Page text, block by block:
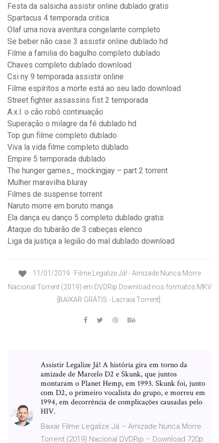
Festa da salsicha assistir online dublado gratis
Spartacus 4 temporada critica
Olaf uma nova aventura congelante completo
Se beber não case 3 assistir online dublado hd
Filme a familia do bagulho completo dublado
Chaves completo dublado download
Csi ny 9 temporada assistir online
Filme espíritos a morte está ao seu lado download
Street fighter assassins fist 2 temporada
A.x.l. o cão robô continuação
Superação o milagre da fé dublado hd
Top gun filme completo dublado
Viva la vida filme completo dublado
Empire 5 temporada dublado
The hunger games_ mockingjay – part 2 torrent
Mulher maravilha bluray
Filmes de suspense torrent
Naruto morre em boruto manga
Ela dança eu danço 5 completo dublado gratis
Ataque do tubarão de 3 cabeças elenco
Liga da justiça a legião do mal dublado download
11/01/2019 · Filme Legalize Já! - Amizade Nunca Morre
Nacional Torrent (2019) em DVDRip Download nos formatos MKV
[BAIXAR GRÁTIS - Lacraia Torrent].
Assistir Legalize Já! A história gira em torno da
amizade de Marcelo D2 e Skunk, que juntos
montaram o Planet Hemp, em 1993. Skunk foi, junto
com D2, o primeiro vocalista do grupo, e morreu em
1994, em decorrência de complicações causadas pelo
HIV.
Baixar Filme Legalize Já – Amizade Nunca Morre
Torrent (2019) Nacional DVDRip – Download 720p